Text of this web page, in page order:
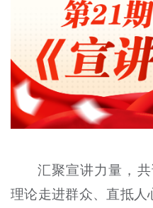
汇聚宣讲力量，
理论走进群众、直抵人